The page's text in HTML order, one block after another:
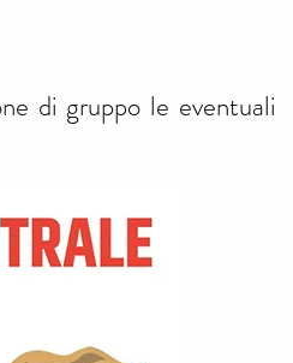
di gruppo le eventuali